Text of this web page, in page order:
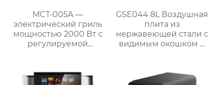
MCT-005A —
электрический гриль
мощностью 2000 Вт с
регулируемой
на природе
GSE044 8L Воздушная
плита из
нержавеющей стали с
видимым окошком и